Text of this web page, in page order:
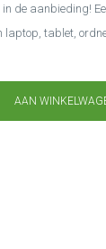
in de aanbieding!
laptop, tablet,
AAN